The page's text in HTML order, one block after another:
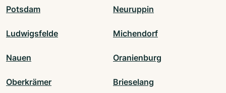
Potsdam Neuruppin
Ludwigsfelde Michendorf
Nauen Oranienburg
Oberkrämer Brieselang